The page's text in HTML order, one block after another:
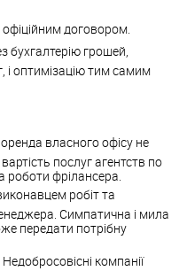
офіційним договором.
бухгалтерію грошей,
і оптимізацію тим самим
оренда власного офісу не
послуг агентств по
роботи фрілансера.
робіт та
Симпатична і мила
передати потрібну
компанії